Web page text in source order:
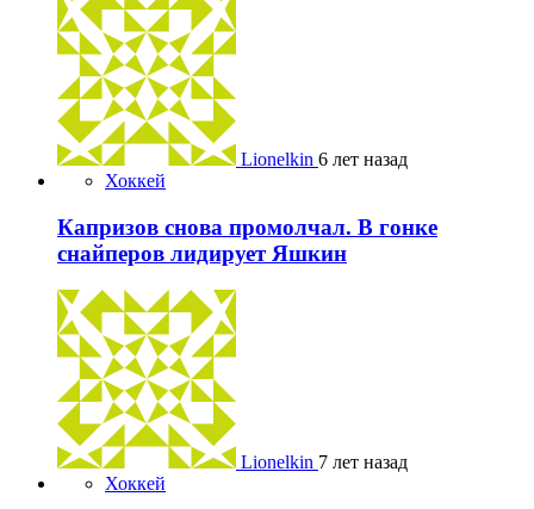
Lionelkin 6 лет назад
Хоккей
Капризов снова промолчал. В гонке
снайперов лидирует Яшкин
Lionelkin 7 лет назад
Хоккей